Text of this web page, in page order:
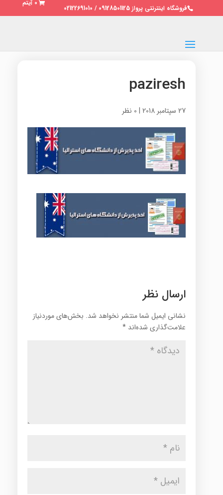
فروشگاه اینترنتی پرواز 09128501125 / 02122691010
0 آیتم
paziresh
27 سپتامبر 2018 | 0 نظر
ارسال نظر
نشانی ایمیل شما منتشر نخواهد شد. بخش‌های موردنیاز
علامت‌گذاری شده‌اند *